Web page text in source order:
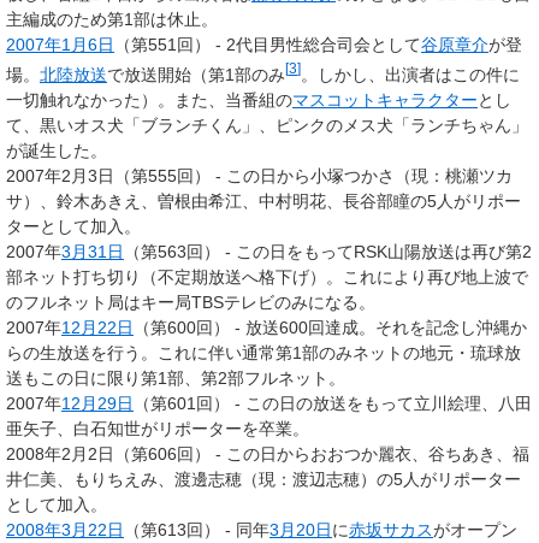
主編成のため第1部は休止。
2007年1月6日 （第551回） - 2代目男性総合司会として谷原章介が登
場。 北陸放送で放送開始（第1部のみ[3]。しかし、出演者はこの件に
一切触れなかった）。また、当番組のマスコットキャラクターとし
て、黒いオス犬「ブランチくん」、ピンクのメス犬「ランチちゃん」
が誕生した。
2007年2月3日（第555回） - この日から小塚つかさ（現：桃瀬ツカ
サ）、鈴木あきえ、曽根由希江、中村明花、長谷部瞳の5人がリポー
ターとして加入。
2007年3月31日
（第563回） - この日をもってRSK山陽放送は再び第2
部ネット打ち切り（不定期放送へ格下げ）。これにより再び地上波で
のフルネット局はキー局TBSテレビのみになる。
2007年12月22日
（第600回） - 放送600回達成。それを記念し沖縄か
らの生放送を行う。これに伴い通常第1部のみネットの地元・琉球放
送もこの日に限り第1部、第2部フルネット。
2007年12月29日
（第601回） - この日の放送をもって立川絵理、八田
亜矢子、白石知世がリポーターを卒業。
2008年2月2日（第606回） - この日からおおつか麗衣、谷ちあき、福
井仁美、もりちえみ、渡邊志穂（現：渡辺志穂）の5人がリポーター
として加入。
2008年3月22日 （第613回） - 同年3月20日に赤坂サカスがオープン